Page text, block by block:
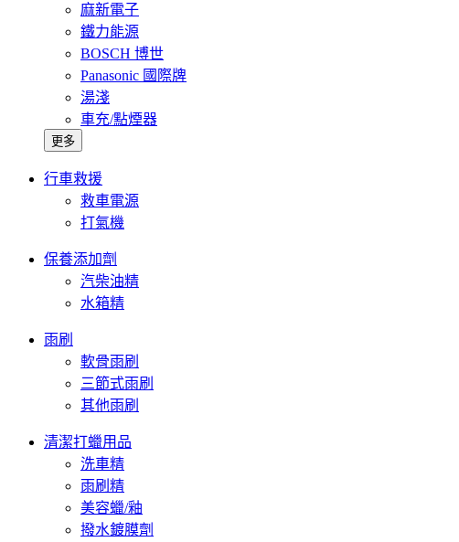
麻新電子
鐵力能源
BOSCH 博世
Panasonic 國際牌
湯淺
車充/點煙器
更多
行車救援
救車電源
打氣機
保養添加劑
汽柴油精
水箱精
雨刷
軟骨雨刷
三節式雨刷
其他雨刷
清潔打蠟用品
洗車精
雨刷精
美容蠟/釉
撥水鍍膜劑